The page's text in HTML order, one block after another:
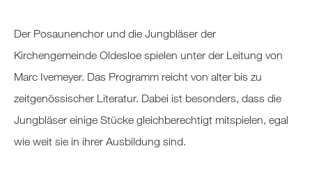
Der Posaunenchor und die Jungbläser der
Kirchengemeinde Oldesloe spielen unter der Leitung von
Marc Ivemeyer. Das Programm reicht von alter bis zu
zeitgenössischer Literatur. Dabei ist besonders, dass die
Jungbläser einige Stücke gleichberechtigt mitspielen, egal
wie weit sie in ihrer Ausbildung sind.